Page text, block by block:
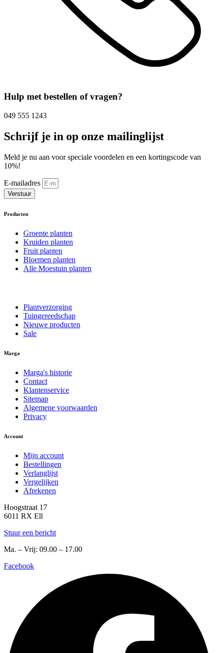
Hulp met bestellen of vragen?
049 555 1243
Schrijf je in op onze mailinglijst
Meld je nu aan voor speciale voordelen en een kortingscode van
10%!
E-mailadres
Verstuur
Producten
Groente planten
Kruiden planten
Fruit planten
Bloemen planten
Alle Moestuin planten
Plantverzorging
Tuingereedschap
Nieuwe producten
Sale
Marga
Marga's historie
Contact
Klantenservice
Sitemap
Algemene voorwaarden
Privacy
Account
Mijn account
Bestellingen
Verlanglijst
Vergelijken
Afrekenen
Hoogstraat 17
6011 RX Ell
Stuur een bericht
Ma. – Vrij: 09.00 – 17.00
Facebook